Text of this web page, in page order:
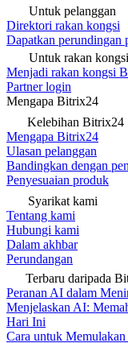
Untuk pelanggan
Direktori rakan kongsi
Dapatkan perundingan
Untuk rakan kongsi
Menjadi rakan kongsi
Partner login
Mengapa Bitrix24
Kelebihan Bitrix24
Mengapa Bitrix24
Ulasan pelanggan
Bandingkan dengan
Penyesuaian produk
Syarikat kami
Tentang kami
Hubungi kami
Dalam akhbar
Perundangan
Terbaru daripada
Peranan AI dalam
Menjelaskan AI:
Hari Ini
Cara untuk